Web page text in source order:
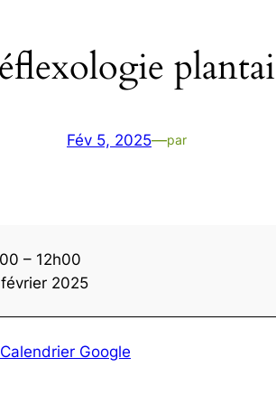
Fév 5, 2025—par
– 12h00
février 2025
Calendrier Google